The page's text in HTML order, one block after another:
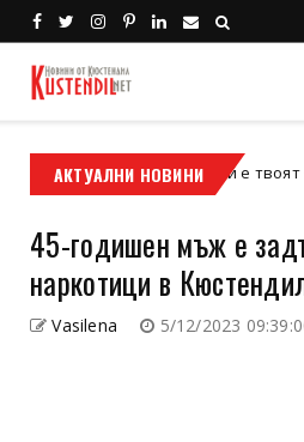
АКТУАЛНИ НОВИНИ
кросов мотор Кой е твоят билет
45-годишен мъж е
наркотици в
Vasilena 5/12/2023